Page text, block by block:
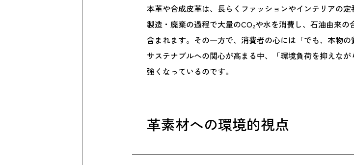
本革や合成皮革は、長らくファッションやインテリアの定
製造・廃棄の過程で大量のCO₂や水を消費し、石油由来
含まれます。その一方で、消費者の心には「でも、本物
サステナブルへの関心が高まる中、「環境負荷を抑えな
強くなっているのです。
革素材への環境的視点